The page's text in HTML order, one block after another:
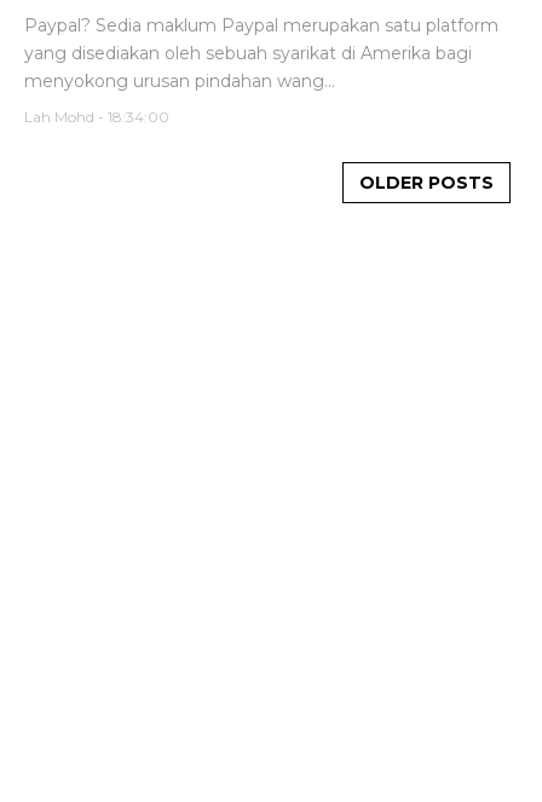
Paypal? Sedia maklum Paypal merupakan satu platform
yang disediakan oleh sebuah syarikat di Amerika bagi
menyokong urusan pindahan wang...
Lah Mohd - 18:34:00
OLDER POSTS